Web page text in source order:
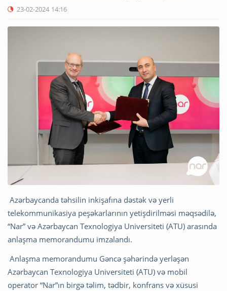
23-02-2024 14:16
Azərbaycanda təhsilin inkişafına dəstək və yerli
telekommunikasiya peşəkarlarının yetişdirilməsi məqsədilə,
“Nar” və Azərbaycan Texnologiya Universiteti (ATU) arasında
anlaşma memorandumu imzalandı.
Anlaşma memorandumu Gəncə şəhərində yerləşən
Azərbaycan Texnologiya Universiteti (ATU) və mobil
operator “Nar”ın birgə təlim, tədbir, konfrans və xüsusi